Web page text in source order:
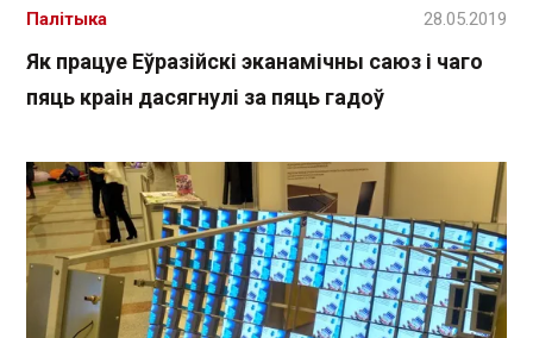
Як працуе Еўразійскі эканамічны саюз і чаго
пяць краін дасягнулі за пяць гадоў
Палітыка 28.05.2019